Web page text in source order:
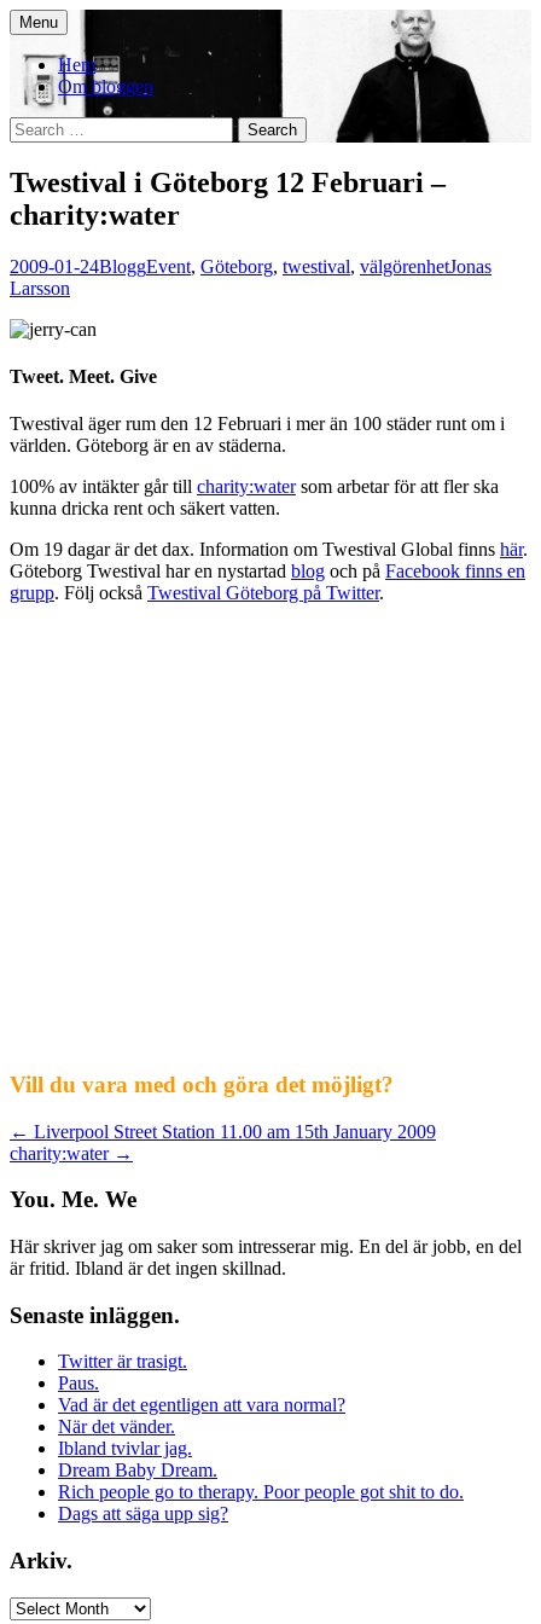
Skip
to
content
You. Me. We.
Menu
Hem
Om bloggen
Search
for:
Twestival i Göteborg 12 Februari –
charity:water
2009-01-24BloggEvent, Göteborg, twestival, välgörenhetJonas
Larsson
Tweet. Meet. Give
Twestival äger rum den 12 Februari i mer än 100 städer runt om i
världen. Göteborg är en av städerna.
100% av intäkter går till charity:watersom arbetar för att fler ska
kunna dricka rent och säkert vatten.
Om 19 dagar är det dax. Information om Twestival Global finns här.
Göteborg Twestival har en nystartad blog och på Facebook finns en
grupp. Följ också Twestival Göteborg på Twitter.
Vill du vara med och göra det möjligt?
Post
navigation
← Liverpool Street Station 11.00 am 15th January 2009
charity:water →
You. Me. We
Här skriver jag om saker som intresserar mig. En del är jobb, en del
är fritid. Ibland är det ingen skillnad.
Senaste inläggen.
Twitter är trasigt.
Paus.
Vad är det egentligen att vara normal?
När det vänder.
Ibland tvivlar jag.
Dream Baby Dream.
Rich people go to therapy. Poor people got shit to do.
Dags att säga upp sig?
Arkiv.
Arkiv.